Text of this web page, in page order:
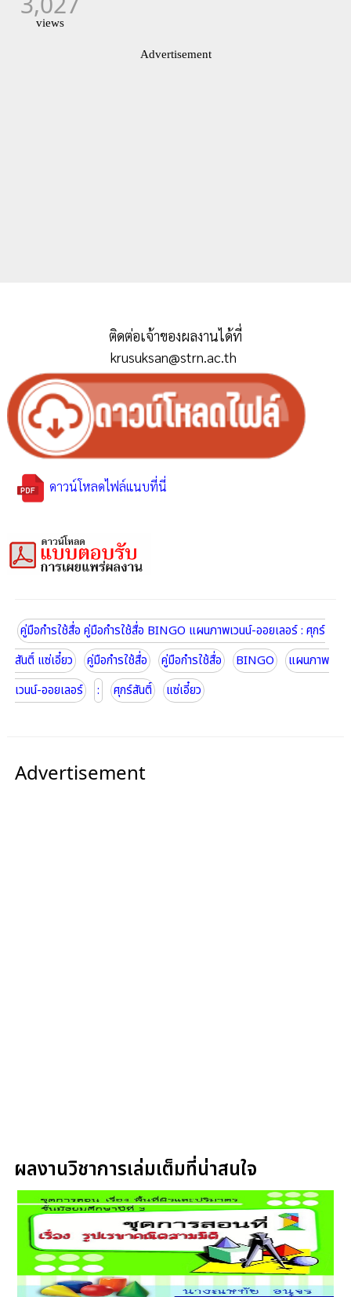
views
Advertisement
ติดต่อเจ้าของผลงานได้ที่
krusuksan@strn.ac.th
ดาวน์โหลดไฟล์แนบที่นี่
คู่มือกำรใช้สื่อ คู่มือกำรใช้สื่อ BINGO แผนภาพเวนน์-ออยเลอร์ : ศุกร์
สันติ์ แซ่เอี๋ยว
คู่มือกำรใช้สื่อ คู่มือกำรใช้สื่อ BINGO
แผนภาพ
เวนน์-ออยเลอร์
: ศุกร์สันติ์ แซ่เอี๋ยว
Advertisement
ผลงานวิชาการเล่มเต็มที่น่าสนใจ